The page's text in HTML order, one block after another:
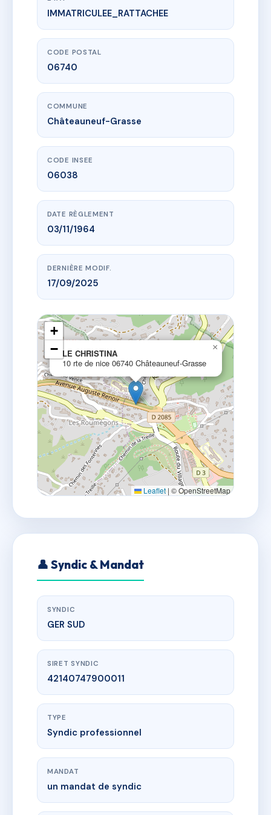
www.vme.plus/AA9848151
LE CHRISTINA
10 rte de nice06740 Châteauneuf-Grasse
IMMATRICULEE_RATTACHEE
CODE POSTAL
06740
COMMUNE
Châteauneuf-Grasse
CODE INSEE
06038
DATE RÈGLEMENT
03/11/1964
DERNIÈRE MODIF.
17/09/2025
LE CHRISTINA
10 rte de nice 06740 Châteauneuf-Grasse
×
+
−
Leaflet | © OpenStreetMap
👤 Syndic & Mandat
SYNDIC
GER SUD
SIRET SYNDIC
42140747900011
TYPE
Syndic professionnel
MANDAT
un mandat de syndic